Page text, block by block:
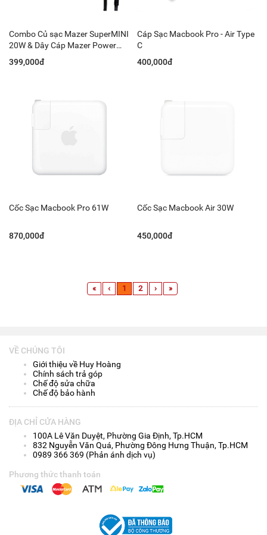
Combo Củ sạc Mazer SuperMINI
20W & Dây Cáp Mazer Power
Link II 3 in 1
399,000đ
Cáp Sạc Macbook Pro - Air Type
C
400,000đ
Cốc Sạc Macbook Pro 61W
870,000đ
Cốc Sạc Macbook Air 30W
450,000đ
« ‹ 1 2 › »
VỀ CHÚNG TÔI
Giới thiệu về Huy Hoàng
Chính sách trả góp
Chế độ sửa chữa
Chế độ bảo hành
ĐỊA CHỈ CỬA HÀNG
100A Lê Văn Duyệt, Phường Gia Định, Tp.HCM
832 Nguyễn Văn Quá, Phường Đông Hưng Thuận, Tp.HCM
0989 366 369 (Phản ánh dịch vụ)
Phương thức thanh toán